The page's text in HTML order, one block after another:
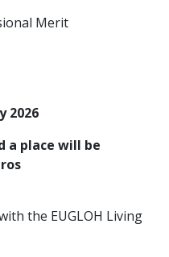
Merit
2026
a place will be
the EUGLOH Living